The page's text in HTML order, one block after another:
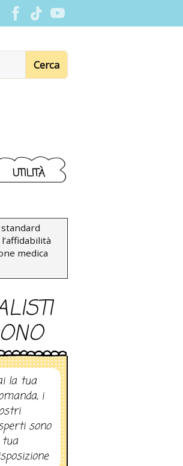
UTILITÀ
medica
la tua
i
sono